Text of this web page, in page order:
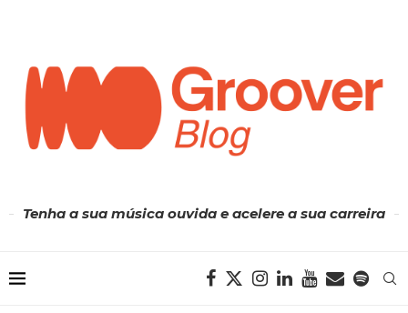
Tenha a sua música ouvida e acelere a sua carreira